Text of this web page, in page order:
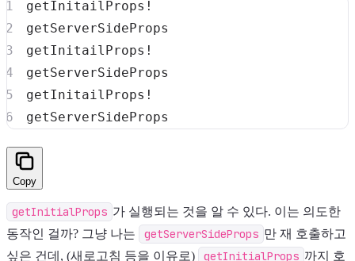
Copy
getInitialProps 가 실행되는 것을 알 수 있다. 이는 의도한
동작인 걸까? 그냥 나는
getServerSideProps 만 재 호출하고
싶은 건데, (새로고침 등을 이유로)
getInitialProps 까지 호